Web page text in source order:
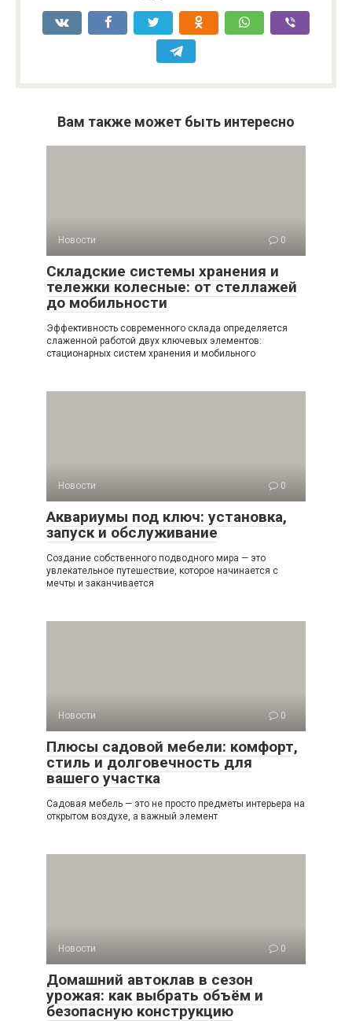
Вам также может быть интересно
Новости 0
Складские системы хранения и
тележки колесные: от стеллажей
до мобильности
Эффективность современного склада определяется
слаженной работой двух ключевых элементов:
стационарных систем хранения и мобильного
Новости 0
Аквариумы под ключ: установка,
запуск и обслуживание
Создание собственного подводного мира — это
увлекательное путешествие, которое начинается с
мечты и заканчивается
Новости 0
Плюсы садовой мебели: комфорт,
стиль и долговечность для
вашего участка
Садовая мебель — это не просто предметы интерьера на
открытом воздухе, а важный элемент
Новости 0
Домашний автоклав в сезон
урожая: как выбрать объём и
безопасную конструкцию